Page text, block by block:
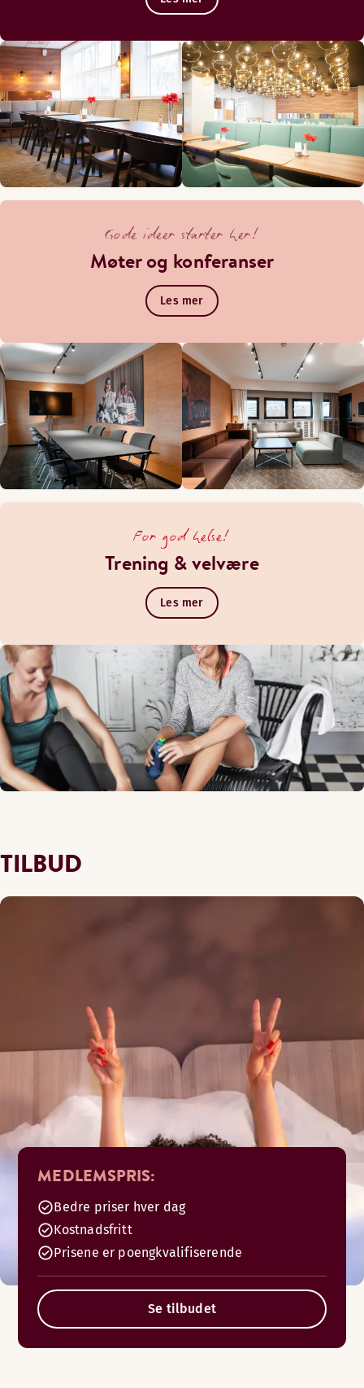
Gode ideer starter her!
Møter og konferanser
Les mer
For god helse!
Trening & velvære
Les mer
TILBUD
MEDLEMSPRIS:
Bedre priser hver dag
Kostnadsfritt
Prisene er poengkvalifiserende
Se tilbudet